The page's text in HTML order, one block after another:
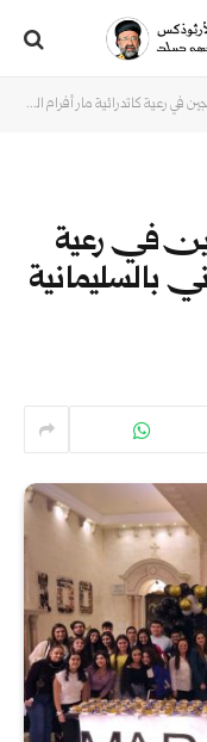
مار أفرام السرياني بالسليمانية بحلب
في رعية
بالسليمانية